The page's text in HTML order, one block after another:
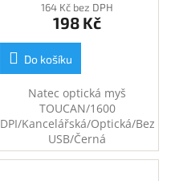
164 Kč bez DPH
198 Kč
Do košíku
Natec optická myš
TOUCAN/1600
DPI/Kancelářská/Optická/
USB/Černá